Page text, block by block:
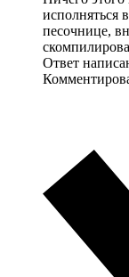
исполняться
песочнице,
Ответ